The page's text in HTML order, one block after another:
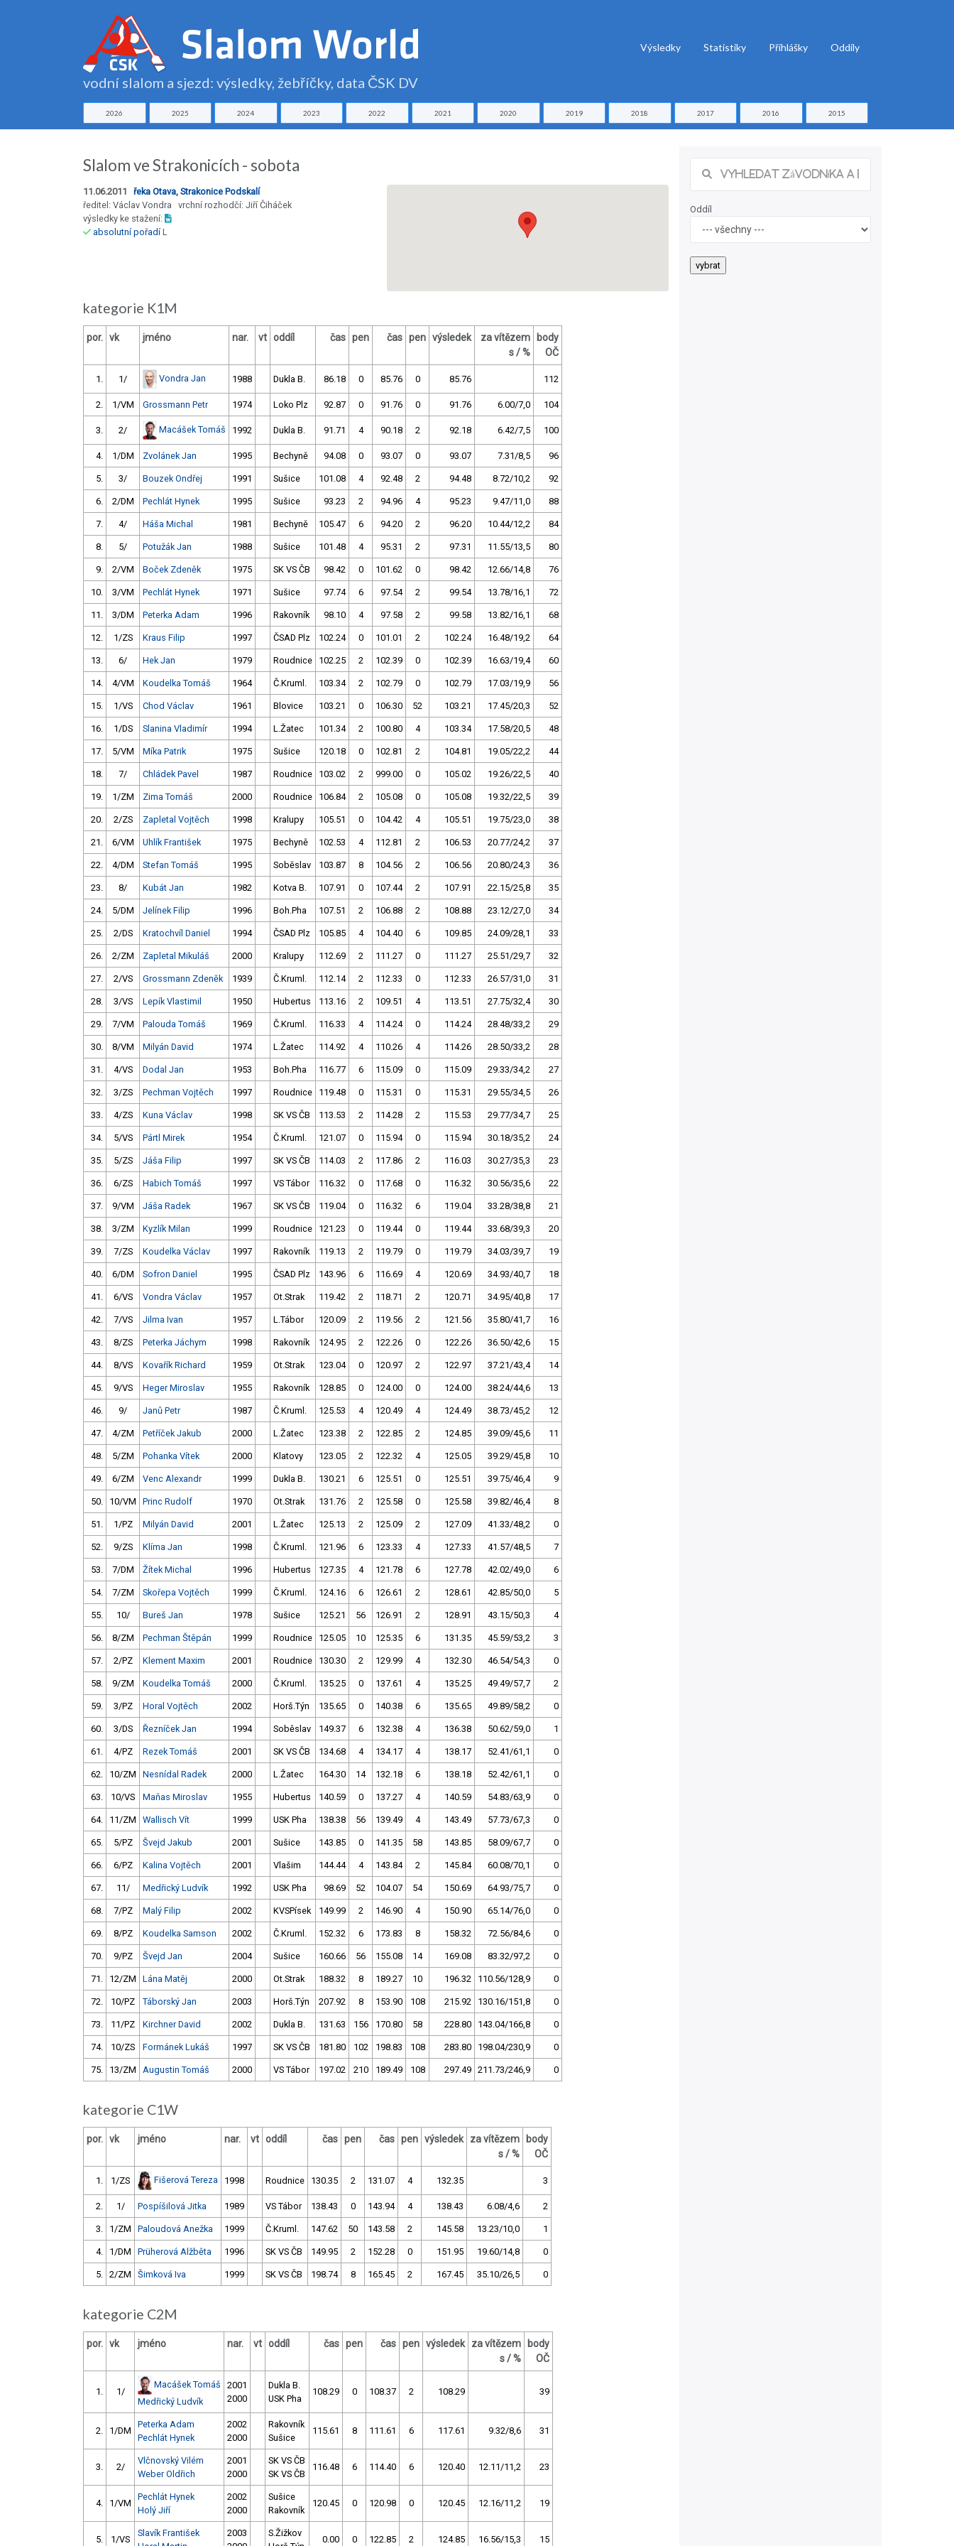
vodní slalom a sjezd: výsledky, žebříčky, data ČSK DV
Výsledky Statistiky Přihlášky Oddíly
2026 2025 2024 2023 2022 2021 2020 2019 2018 2017 2016 2015
Slalom ve Strakonicích - sobota
11.06.2011 řeka Otava, Strakonice Podskalí
ředitel: Václav Vondra vrchní rozhodčí: Jiří Čiháček
výsledky ke stažení:
absolutní pořadíL
kategorie K1M
por. vk jméno nar. vt oddíl čas pen čas pen výsledek
za vítězem
s / %
body
OČ
1. 1/ Vondra Jan 1988 Dukla B. 86.18 0 85.76 0 85.76 112
2. 1/VM Grossmann Petr 1974 Loko Plz 92.87 0 91.76 0 91.76 6.00/7,0 104
3. 2/ Macášek Tomáš 1992 Dukla B. 91.71 4 90.18 2 92.18 6.42/7,5 100
4. 1/DM Zvolánek Jan 1995 Bechyně 94.08 0 93.07 0 93.07 7.31/8,5 96
5. 3/ Bouzek Ondřej 1991 Sušice 101.08 4 92.48 2 94.48 8.72/10,2 92
6. 2/DM Pechlát Hynek 1995 Sušice 93.23 2 94.96 4 95.23 9.47/11,0 88
7. 4/ Háša Michal 1981 Bechyně 105.47 6 94.20 2 96.20 10.44/12,2 84
8. 5/ Potužák Jan 1988 Sušice 101.48 4 95.31 2 97.31 11.55/13,5 80
9. 2/VM Boček Zdeněk 1975 SK VS ČB 98.42 0 101.62 0 98.42 12.66/14,8 76
10. 3/VM Pechlát Hynek 1971 Sušice 97.74 6 97.54 2 99.54 13.78/16,1 72
11. 3/DM Peterka Adam 1996 Rakovník 98.10 4 97.58 2 99.58 13.82/16,1 68
12. 1/ZS Kraus Filip 1997 ČSAD Plz 102.24 0 101.01 2 102.24 16.48/19,2 64
13. 6/ Hek Jan 1979 Roudnice 102.25 2 102.39 0 102.39 16.63/19,4 60
14. 4/VM Koudelka Tomáš 1964 Č.Kruml. 103.34 2 102.79 0 102.79 17.03/19,9 56
15. 1/VS Chod Václav 1961 Blovice 103.21 0 106.30 52 103.21 17.45/20,3 52
16. 1/DS Slanina Vladimír 1994 L.Žatec 101.34 2 100.80 4 103.34 17.58/20,5 48
17. 5/VM Míka Patrik 1975 Sušice 120.18 0 102.81 2 104.81 19.05/22,2 44
18. 7/ Chládek Pavel 1987 Roudnice 103.02 2 999.00 0 105.02 19.26/22,5 40
19. 1/ZM Zima Tomáš 2000 Roudnice 106.84 2 105.08 0 105.08 19.32/22,5 39
20. 2/ZS Zapletal Vojtěch 1998 Kralupy 105.51 0 104.42 4 105.51 19.75/23,0 38
21. 6/VM Uhlík František 1975 Bechyně 102.53 4 112.81 2 106.53 20.77/24,2 37
22. 4/DM Stefan Tomáš 1995 Soběslav 103.87 8 104.56 2 106.56 20.80/24,3 36
23. 8/ Kubát Jan 1982 Kotva B. 107.91 0 107.44 2 107.91 22.15/25,8 35
24. 5/DM Jelínek Filip 1996 Boh.Pha 107.51 2 106.88 2 108.88 23.12/27,0 34
25. 2/DS Kratochvíl Daniel 1994 ČSAD Plz 105.85 4 104.40 6 109.85 24.09/28,1 33
26. 2/ZM Zapletal Mikuláš 2000 Kralupy 112.69 2 111.27 0 111.27 25.51/29,7 32
27. 2/VS Grossmann Zdeněk 1939 Č.Kruml. 112.14 2 112.33 0 112.33 26.57/31,0 31
28. 3/VS Lepík Vlastimil 1950 Hubertus 113.16 2 109.51 4 113.51 27.75/32,4 30
29. 7/VM Palouda Tomáš 1969 Č.Kruml. 116.33 4 114.24 0 114.24 28.48/33,2 29
30. 8/VM Milyán David 1974 L.Žatec 114.92 4 110.26 4 114.26 28.50/33,2 28
31. 4/VS Dodal Jan 1953 Boh.Pha 116.77 6 115.09 0 115.09 29.33/34,2 27
32. 3/ZS Pechman Vojtěch 1997 Roudnice 119.48 0 115.31 0 115.31 29.55/34,5 26
33. 4/ZS Kuna Václav 1998 SK VS ČB 113.53 2 114.28 2 115.53 29.77/34,7 25
34. 5/VS Pártl Mirek 1954 Č.Kruml. 121.07 0 115.94 0 115.94 30.18/35,2 24
35. 5/ZS Jáša Filip 1997 SK VS ČB 114.03 2 117.86 2 116.03 30.27/35,3 23
36. 6/ZS Habich Tomáš 1997 VS Tábor 116.32 0 117.68 0 116.32 30.56/35,6 22
37. 9/VM Jáša Radek 1967 SK VS ČB 119.04 0 116.32 6 119.04 33.28/38,8 21
38. 3/ZM Kyzlík Milan 1999 Roudnice 121.23 0 119.44 0 119.44 33.68/39,3 20
39. 7/ZS Koudelka Václav 1997 Rakovník 119.13 2 119.79 0 119.79 34.03/39,7 19
40. 6/DM Sofron Daniel 1995 ČSAD Plz 143.96 6 116.69 4 120.69 34.93/40,7 18
41. 6/VS Vondra Václav 1957 Ot.Strak 119.42 2 118.71 2 120.71 34.95/40,8 17
42. 7/VS Jilma Ivan 1957 L.Tábor 120.09 2 119.56 2 121.56 35.80/41,7 16
43. 8/ZS Peterka Jáchym 1998 Rakovník 124.95 2 122.26 0 122.26 36.50/42,6 15
44. 8/VS Kovařík Richard 1959 Ot.Strak 123.04 0 120.97 2 122.97 37.21/43,4 14
45. 9/VS Heger Miroslav 1955 Rakovník 128.85 0 124.00 0 124.00 38.24/44,6 13
46. 9/ Janů Petr 1987 Č.Kruml. 125.53 4 120.49 4 124.49 38.73/45,2 12
47. 4/ZM Petříček Jakub 2000 L.Žatec 123.38 2 122.85 2 124.85 39.09/45,6 11
48. 5/ZM Pohanka Vítek 2000 Klatovy 123.05 2 122.32 4 125.05 39.29/45,8 10
49. 6/ZM Venc Alexandr 1999 Dukla B. 130.21 6 125.51 0 125.51 39.75/46,4 9
50. 10/VM Princ Rudolf 1970 Ot.Strak 131.76 2 125.58 0 125.58 39.82/46,4 8
51. 1/PZ Milyán David 2001 L.Žatec 125.13 2 125.09 2 127.09 41.33/48,2 0
52. 9/ZS Klíma Jan 1998 Č.Kruml. 121.96 6 123.33 4 127.33 41.57/48,5 7
53. 7/DM Žítek Michal 1996 Hubertus 127.35 4 121.78 6 127.78 42.02/49,0 6
54. 7/ZM Skořepa Vojtěch 1999 Č.Kruml. 124.16 6 126.61 2 128.61 42.85/50,0 5
55. 10/ Bureš Jan 1978 Sušice 125.21 56 126.91 2 128.91 43.15/50,3 4
56. 8/ZM Pechman Štěpán 1999 Roudnice 125.05 10 125.35 6 131.35 45.59/53,2 3
57. 2/PZ Klement Maxim 2001 Roudnice 130.30 2 129.99 4 132.30 46.54/54,3 0
58. 9/ZM Koudelka Tomáš 2000 Č.Kruml. 135.25 0 137.61 4 135.25 49.49/57,7 2
59. 3/PZ Horal Vojtěch 2002 Horš.Týn 135.65 0 140.38 6 135.65 49.89/58,2 0
60. 3/DS Řezníček Jan 1994 Soběslav 149.37 6 132.38 4 136.38 50.62/59,0 1
61. 4/PZ Rezek Tomáš 2001 SK VS ČB 134.68 4 134.17 4 138.17 52.41/61,1 0
62. 10/ZM Nesnídal Radek 2000 L.Žatec 164.30 14 132.18 6 138.18 52.42/61,1 0
63. 10/VS Maňas Miroslav 1955 Hubertus 140.59 0 137.27 4 140.59 54.83/63,9 0
64. 11/ZM Wallisch Vít 1999 USK Pha 138.38 56 139.49 4 143.49 57.73/67,3 0
65. 5/PZ Švejd Jakub 2001 Sušice 143.85 0 141.35 58 143.85 58.09/67,7 0
66. 6/PZ Kalina Vojtěch 2001 Vlašim 144.44 4 143.84 2 145.84 60.08/70,1 0
67. 11/ Medřický Ludvík 1992 USK Pha 98.69 52 104.07 54 150.69 64.93/75,7 0
68. 7/PZ Malý Filip 2002 KVSPísek 149.99 2 146.90 4 150.90 65.14/76,0 0
69. 8/PZ Koudelka Samson 2002 Č.Kruml. 152.32 6 173.83 8 158.32 72.56/84,6 0
70. 9/PZ Švejd Jan 2004 Sušice 160.66 56 155.08 14 169.08 83.32/97,2 0
71. 12/ZM Lána Matěj 2000 Ot.Strak 188.32 8 189.27 10 196.32 110.56/128,9 0
72. 10/PZ Táborský Jan 2003 Horš.Týn 207.92 8 153.90 108 215.92 130.16/151,8 0
73. 11/PZ Kirchner David 2002 Dukla B. 131.63 156 170.80 58 228.80 143.04/166,8 0
74. 10/ZS Formánek Lukáš 1997 SK VS ČB 181.80 102 198.83 108 283.80 198.04/230,9 0
75. 13/ZM Augustin Tomáš 2000 VS Tábor 197.02 210 189.49 108 297.49 211.73/246,9 0
kategorie C1W
por. vk jméno nar. vt oddíl čas pen čas pen výsledek
za vítězem
s / %
body
OČ
1. 1/ZS Fišerová Tereza 1998 Roudnice 130.35 2 131.07 4 132.35 3
2. 1/ Pospíšilová Jitka 1989 VS Tábor 138.43 0 143.94 4 138.43 6.08/4,6 2
3. 1/ZM Paloudová Anežka 1999 Č.Kruml. 147.62 50 143.58 2 145.58 13.23/10,0 1
4. 1/DM Prüherová Alžběta 1996 SK VS ČB 149.95 2 152.28 0 151.95 19.60/14,8 0
5. 2/ZM Šimková Iva 1999 SK VS ČB 198.74 8 165.45 2 167.45 35.10/26,5 0
kategorie C2M
por. vk jméno nar. vt oddíl čas pen čas pen výsledek
za vítězem
s / %
body
OČ
1. 1/
Macášek Tomáš
Medřický Ludvík
2001
2000
Dukla B.
USK Pha
108.29 0 108.37 2 108.29 39
2. 1/DM
Peterka Adam
Pechlát Hynek
2002
2000
Rakovník
Sušice
115.61 8 111.61 6 117.61 9.32/8,6 31
3. 2/
Vlčnovský Vilém
Weber Oldřich
2001
2000
SK VS ČB
SK VS ČB
116.48 6 114.40 6 120.40 12.11/11,2 23
4. 1/VM
Pechlát Hynek
Holý Jiří
2002
2000
Sušice
Rakovník
120.45 0 120.98 0 120.45 12.16/11,2 19
5. 1/VS
Slavík František
2003
S.Žižkov
0.00 0 122.85 2 124.85 16.56/15,3 15
Oddíl